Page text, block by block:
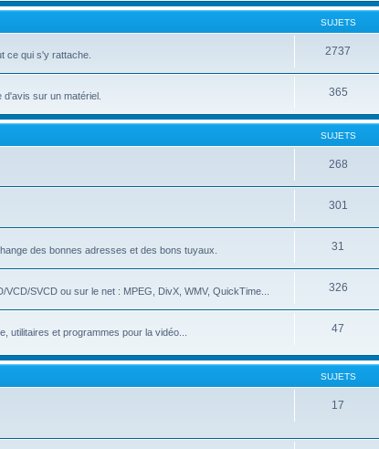
SUJETS
ce qui s'y rattache.
2737
sur un matériel.
365
SUJETS
268
301
des bonnes adresses et des bons tuyaux.
31
SVCD ou sur le net : MPEG, DivX, WMV, QuickTime...
326
utilitaires et programmes pour la vidéo...
47
SUJETS
17